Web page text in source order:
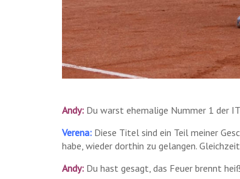
Andy: Du warst ehemalige Nummer 1 der
Verena: Diese Titel sind ein Teil meiner
habe, wieder dorthin zu gelangen.
Andy: Du hast gesagt, das Feuer brennt